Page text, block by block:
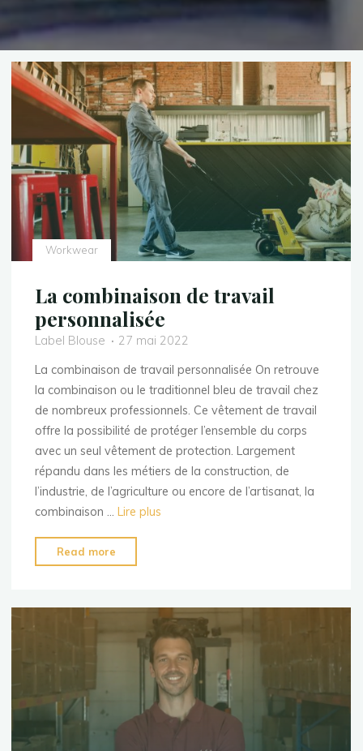
Workwear
La combinaison de travail
personnalisée
Label Blouse
27 mai 2022
La combinaison de travail personnalisée On retrouve
la combinaison ou le traditionnel bleu de travail chez
de nombreux professionnels. Ce vêtement de travail
offre la possibilité de protéger l’ensemble du corps
avec un seul vêtement de protection. Largement
répandu dans les métiers de la construction, de
l’industrie, de l’agriculture ou encore de l’artisanat, la
combinaison …Lire plus
Read more
combinaison
travail
personnalisée"